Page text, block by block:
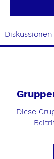
Diskussionen
Diese